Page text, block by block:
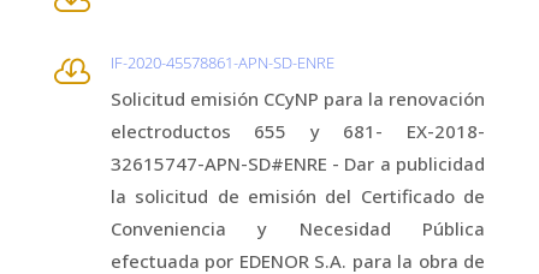
 IF-2020-45578861-APN-SD-ENRE
Solicitud emisión CCyNP para la renovación
electroductos 655 y 681- EX-2018-
32615747-APN-SD#ENRE - Dar a publicidad
la solicitud de emisión del Certificado de
Conveniencia y Necesidad Pública
efectuada por EDENOR S.A. para la obra de